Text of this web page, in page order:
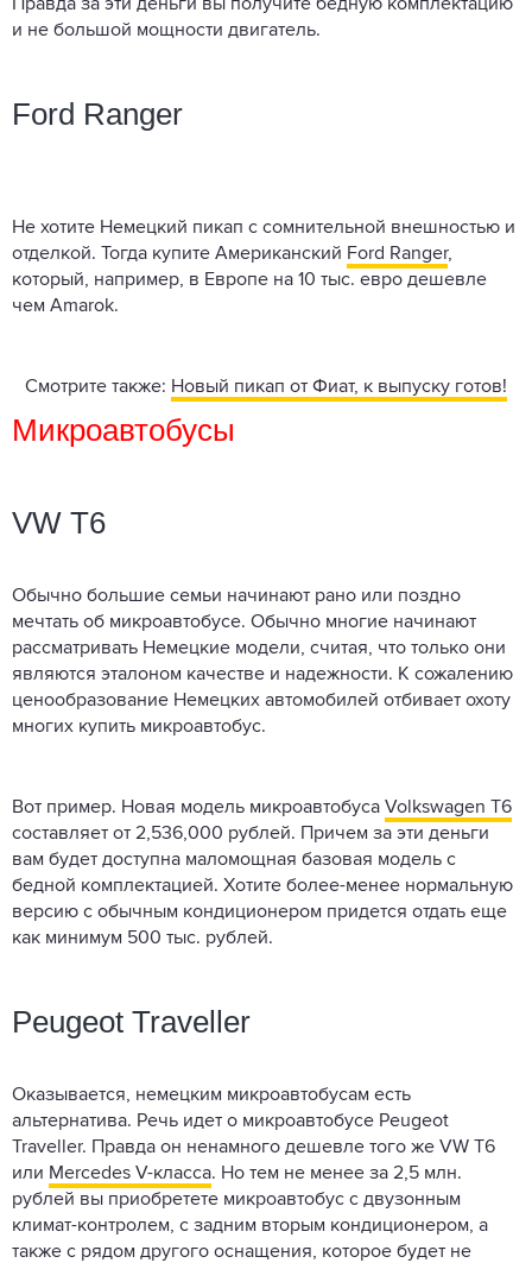
Правда за эти деньги вы получите бедную комплектацию
и не большой мощности двигатель.
Ford Ranger
Не хотите Немецкий пикап с сомнительной внешностью и
отделкой. Тогда купите Американский Ford Ranger,
который, например, в Европе на 10 тыс. евро дешевле
чем Amarok.
Смотрите также: Новый пикап от Фиат, к выпуску готов!
Микроавтобусы
VW T6
Обычно большие семьи начинают рано или поздно
мечтать об микроавтобусе. Обычно многие начинают
рассматривать Немецкие модели, считая, что только они
являются эталоном качестве и надежности. К сожалению
ценообразование Немецких автомобилей отбивает охоту
многих купить микроавтобус.
Вот пример. Новая модель микроавтобуса Volkswagen T6
составляет от 2,536,000 рублей. Причем за эти деньги
вам будет доступна маломощная базовая модель с
бедной комплектацией. Хотите более-менее нормальную
версию с обычным кондиционером придется отдать еще
как минимум 500 тыс. рублей.
Peugeot Traveller
Оказывается, немецким микроавтобусам есть
альтернатива. Речь идет о микроавтобусе Peugeot
Traveller. Правда он ненамного дешевле того же VW T6
или Mercedes V-класса. Но тем не менее за 2,5 млн.
рублей вы приобретете микроавтобус с двузонным
климат-контролем, с задним вторым кондиционером, а
также с рядом другого оснащения, которое будет не